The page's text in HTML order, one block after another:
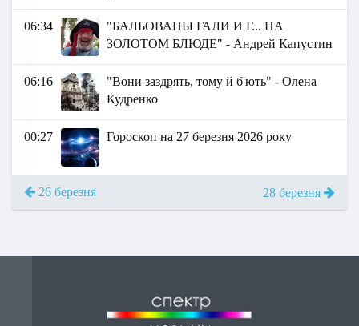
06:34
"БАЛЬОВАНЫ ГАЛИ И Г... НА
ЗОЛОТОМ БЛЮДЕ" - Андрей Капустин
06:16
"Вони заздрять, тому й б'ють" - Олена
Кудренко
00:27 Гороскоп на 27 березня 2026 року
26 березня 28 березня